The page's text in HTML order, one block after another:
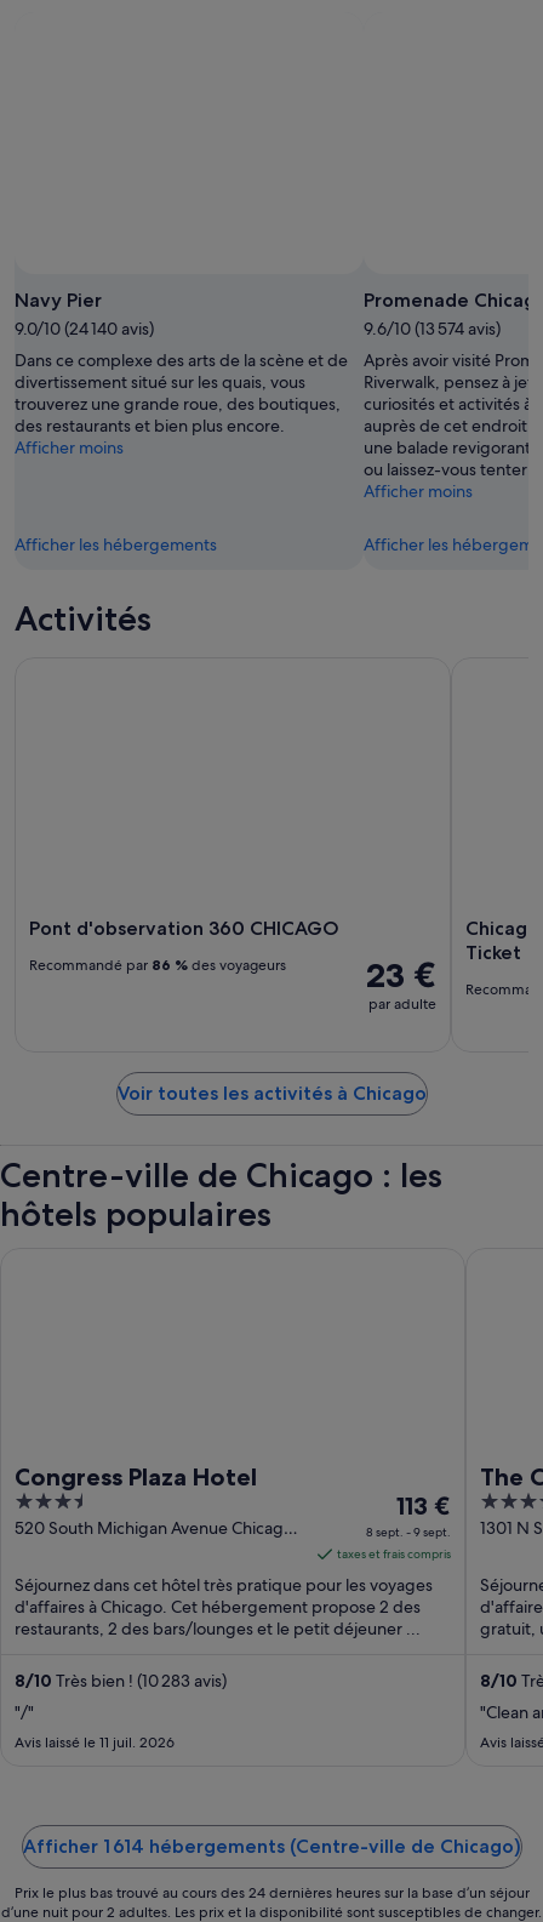
Navy Pier
9.0/10 (24 140 avis)
Dans ce complexe des arts de la scène et de
divertissement situé sur les quais, vous
trouverez une grande roue, des boutiques,
des restaurants et bien plus encore.
Afficher moins
Afficher les hébergements
Promenade
9.6/10 (13 574 avis)
Après avoir visité
Riverwalk, pensez à
curiosités et activités à
auprès de cet endroit
une balade
ou laissez-vous tenter
Afficher moins
Afficher les
Activités
Pont d'observation 360 CHICAGO
23 €
par adulte
Recommandé par 86 % des voyageurs
Ticket
Voir toutes les activités à Chicago
Centre-ville de Chicago : les
hôtels populaires
Congress Plaza Hotel
3.5
out
5
520 South Michigan Avenue Chicago
Le
prix
est
de 113 €
par
nuit
113 €
8 sept. - 9 sept.
taxes et frais compris
Séjournez dans cet hôtel très pratique pour les voyages
d'affaires à Chicago. Cet hébergement propose 2 des
restaurants, 2 des bars/lounges et le petit déjeuner ...
8/10 Très bien ! (10 283 avis)
"/"
Avis laissé le 11 juil. 2026
The
4
out
5
1301 N
gratuit,
8/10
"Clean
Avis
Afficher 1 614 hébergements (Centre-ville de Chicago)
Prix le plus bas trouvé au cours des 24 dernières heures sur la base d’un séjour
d’une nuit pour 2 adultes. Les prix et la disponibilité sont susceptibles de changer.